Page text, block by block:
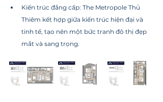
Kiến trúc đẳng cấp: The Metropole Thủ
Thiêm kết hợp giữa kiến trúc hiện đại và
tinh tế, tạo nên một bức tranh đô thị đẹp
mắt và sang trọng.